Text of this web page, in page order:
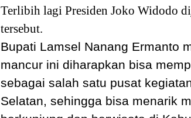
Terlibih lagi Presiden Joko Widodo
tersebut.
Bupati Lamsel Nanang Ermanto
mancur ini diharapkan bisa
sebagai salah satu pusat
Selatan, sehingga bisa menarik